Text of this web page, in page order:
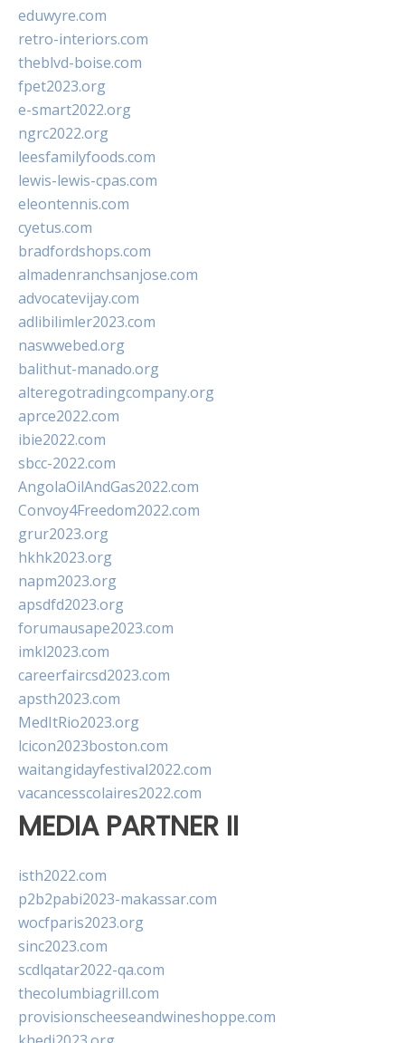
eduwyre.com
retro-interiors.com
theblvd-boise.com
fpet2023.org
e-smart2022.org
ngrc2022.org
leesfamilyfoods.com
lewis-lewis-cpas.com
eleontennis.com
cyetus.com
bradfordshops.com
almadenranchsanjose.com
advocatevijay.com
adlibilimler2023.com
naswwebed.org
balithut-manado.org
alteregotradingcompany.org
aprce2022.com
ibie2022.com
sbcc-2022.com
AngolaOilAndGas2022.com
Convoy4Freedom2022.com
grur2023.org
hkhk2023.org
napm2023.org
apsdfd2023.org
forumausape2023.com
imkl2023.com
careerfaircsd2023.com
apsth2023.com
MedItRio2023.org
lcicon2023boston.com
waitangidayfestival2022.com
vacancesscolaires2022.com
MEDIA PARTNER II
isth2022.com
p2b2pabi2023-makassar.com
wocfparis2023.org
sinc2023.com
scdlqatar2022-qa.com
thecolumbiagrill.com
provisionscheeseandwineshoppe.com